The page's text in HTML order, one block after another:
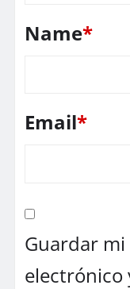
Name*
Email*
Guardar
electrónico